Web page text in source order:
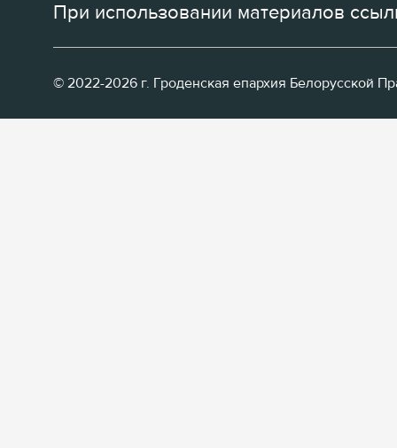
При использовании материалов
© 2022-2026 г. Гроденская епархия Белорусской